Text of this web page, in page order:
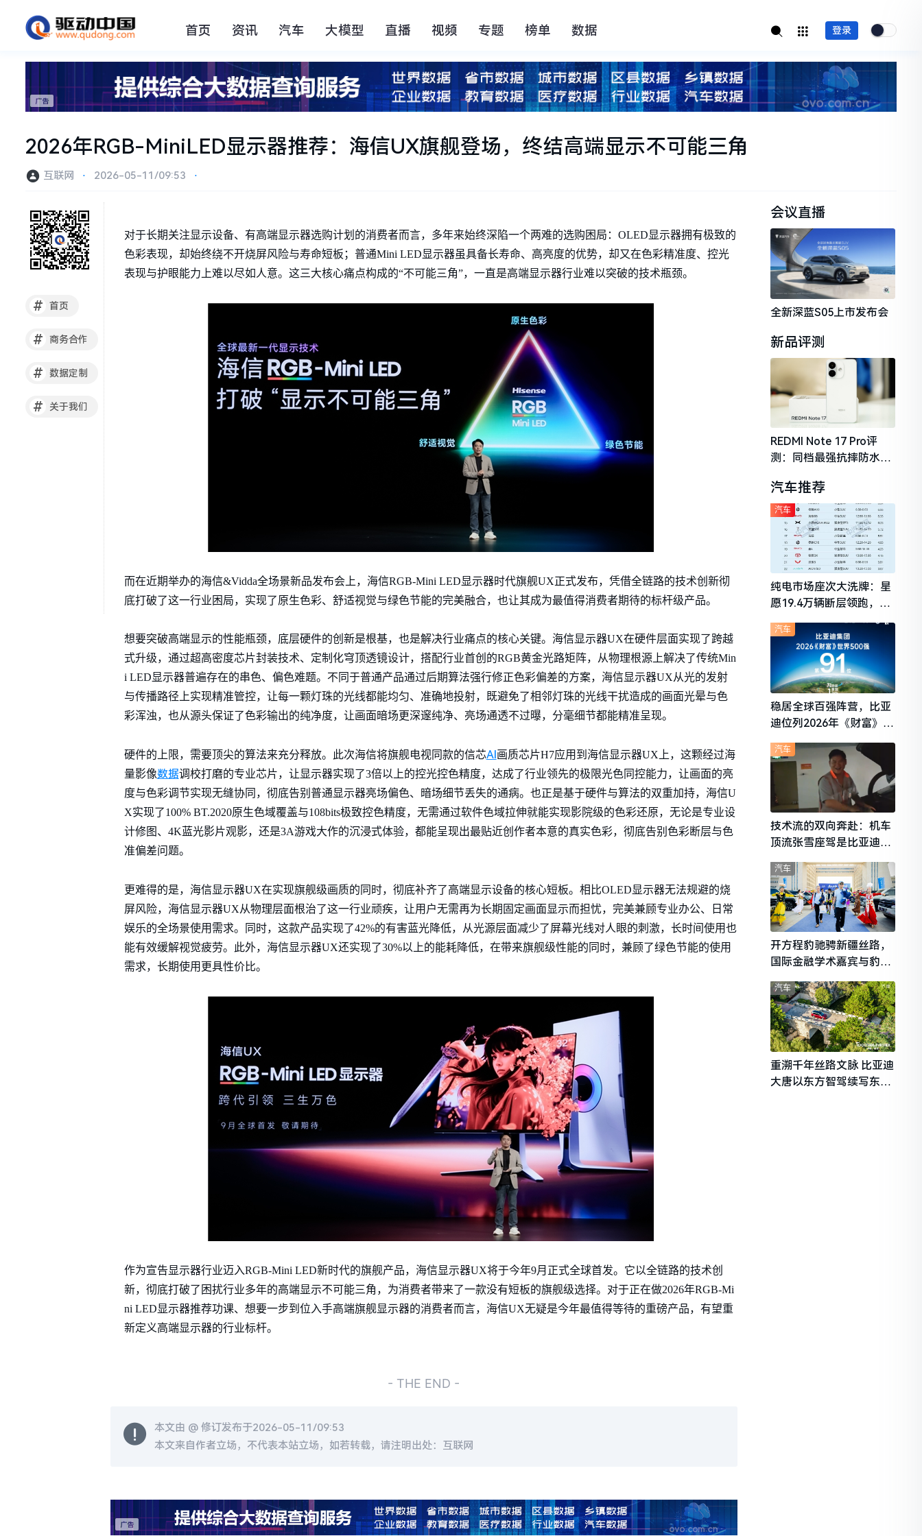
首页 资讯 汽车 大模型 直播 视频 专题 榜单 数据 登录
2026年RGB-MiniLED显示器推荐：海信UX旗舰登场，终结高端显示不可能三角
互联网 ⋅ 2026-05-11/09:53 ⋅
# 首页
# 商务合作
# 数据定制
# 关于我们
对于长期关注显示设备、有高端显示器选购计划的消费者而言，多年来始终深陷一个两难的选购困局：OLED显示器拥有极致的
色彩表现，却始终绕不开烧屏风险与寿命短板；普通Mini LED显示器虽具备长寿命、高亮度的优势，却又在色彩精准度、控光
表现与护眼能力上难以尽如人意。这三大核心痛点构成的“不可能三角”，一直是高端显示器行业难以突破的技术瓶颈。
而在近期举办的海信&Vidda全场景新品发布会上，海信RGB-Mini LED显示器时代旗舰UX正式发布，凭借全链路的技术创新彻
底打破了这一行业困局，实现了原生色彩、舒适视觉与绿色节能的完美融合，也让其成为最值得消费者期待的标杆级产品。
想要突破高端显示的性能瓶颈，底层硬件的创新是根基，也是解决行业痛点的核心关键。海信显示器UX在硬件层面实现了跨越
式升级，通过超高密度芯片封装技术、定制化穹顶透镜设计，搭配行业首创的RGB黄金光路矩阵，从物理根源上解决了传统Min
i LED显示器普遍存在的串色、偏色难题。不同于普通产品通过后期算法强行修正色彩偏差的方案，海信显示器UX从光的发射
与传播路径上实现精准管控，让每一颗灯珠的光线都能均匀、准确地投射，既避免了相邻灯珠的光线干扰造成的画面光晕与色
彩浑浊，也从源头保证了色彩输出的纯净度，让画面暗场更深邃纯净、亮场通透不过曝，分毫细节都能精准呈现。
硬件的上限，需要顶尖的算法来充分释放。此次海信将旗舰电视同款的信芯AI画质芯片H7应用到海信显示器UX上，这颗经过海
量影像数据调校打磨的专业芯片，让显示器实现了3倍以上的控光控色精度，达成了行业领先的极限光色同控能力，让画面的亮
度与色彩调节实现无缝协同，彻底告别普通显示器亮场偏色、暗场细节丢失的通病。也正是基于硬件与算法的双重加持，海信U
X实现了100% BT.2020原生色域覆盖与108bits极致控色精度，无需通过软件色域拉伸就能实现影院级的色彩还原，无论是专业设
计修图、4K蓝光影片观影，还是3A游戏大作的沉浸式体验，都能呈现出最贴近创作者本意的真实色彩，彻底告别色彩断层与色
准偏差问题。
更难得的是，海信显示器UX在实现旗舰级画质的同时，彻底补齐了高端显示设备的核心短板。相比OLED显示器无法规避的烧
屏风险，海信显示器UX从物理层面根治了这一行业顽疾，让用户无需再为长期固定画面显示而担忧，完美兼顾专业办公、日常
娱乐的全场景使用需求。同时，这款产品实现了42%的有害蓝光降低，从光源层面减少了屏幕光线对人眼的刺激，长时间使用也
能有效缓解视觉疲劳。此外，海信显示器UX还实现了30%以上的能耗降低，在带来旗舰级性能的同时，兼顾了绿色节能的使用
需求，长期使用更具性价比。
作为宣告显示器行业迈入RGB-Mini LED新时代的旗舰产品，海信显示器UX将于今年9月正式全球首发。它以全链路的技术创
新，彻底打破了困扰行业多年的高端显示不可能三角，为消费者带来了一款没有短板的旗舰级选择。对于正在做2026年RGB-Mi
ni LED显示器推荐功课、想要一步到位入手高端旗舰显示器的消费者而言，海信UX无疑是今年最值得等待的重磅产品，有望重
新定义高端显示器的行业标杆。
- THE END -
本文由 @修订发布于2026-05-11/09:53
本文来自作者立场，不代表本站立场，如若转载，请注明出处：互联网
会议直播
全新深蓝S05上市发布会
新品评测
REDMI Note 17 Pro评
测：同档最强抗摔防水，
守门员
汽车推荐
纯电市场座次大洗牌：星
愿19.4万辆断层领跑，理
想i6成最强黑马
汽车
稳居全球百强阵营，比亚
迪位列2026年《财富》世
汽车
技术流的双向奔赴：机车
顶流张雪座驾是比亚迪秦
L
汽车
开方程豹驰骋新疆丝路，
国际金融学术嘉宾与豹友
共赴山海热爱
汽车
重溯千年丝路文脉 比亚迪
大唐以东方智驾续写东西
汽车